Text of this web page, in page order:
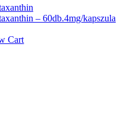
– 60db.4mg/kapszula
Cart